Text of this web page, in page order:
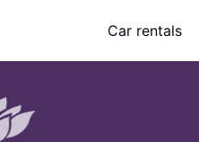
Car rentals